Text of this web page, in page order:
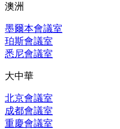
澳洲
墨爾本會議室
珀斯會議室
悉尼會議室
大中華
北京會議室
成都會議室
重慶會議室